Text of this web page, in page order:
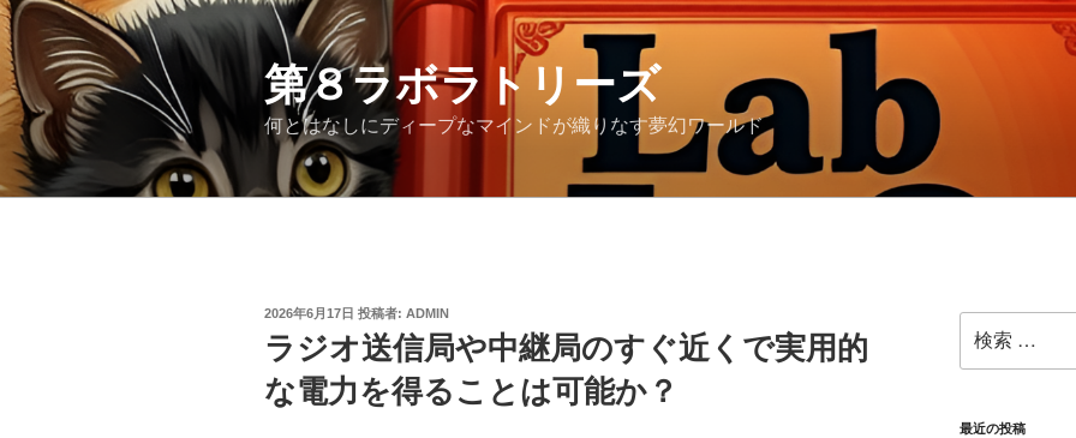
コ
ン
テ
ン
ツ
へ
ス
第８ラボラトリーズ
何とはなしにディープなマインドが織りなす夢幻ワールド
投
稿
日:
2026年6月17日 投稿者: ADMIN
ラジオ送信局や中継局のすぐ近くで実用的
な電力を得ることは可能か？
索:
最近の投稿